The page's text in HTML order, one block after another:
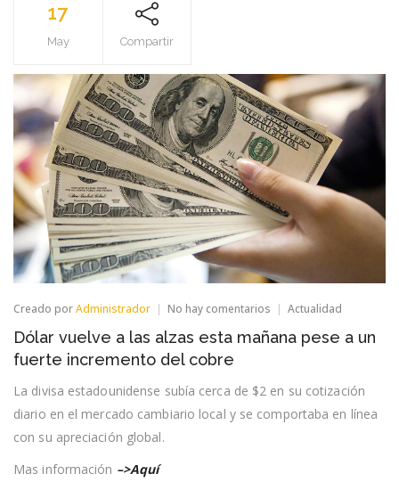
17
May Compartir
Creado porAdministrador No hay comentarios en
vuelve
esta
mañana
Actualidad
Dólar vuelve a las alzas esta mañana pese a un
fuerte incremento del cobre
La divisa estadounidense subía cerca de $2 en su cotización
diario en el mercado cambiario local y se comportaba en línea
con su apreciación global.
Mas información –>Aquí